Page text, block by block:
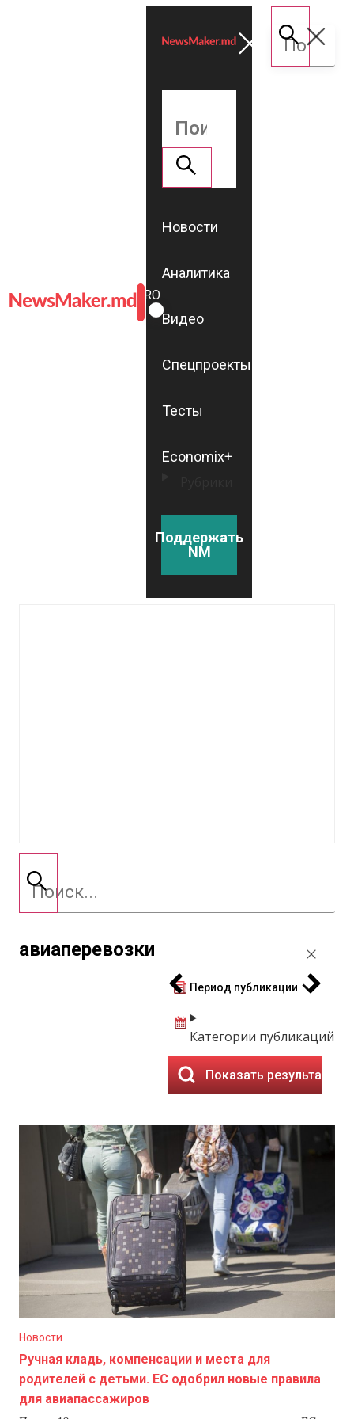
ROMÂNĂ
RU
Новости
Аналитика
Видео
Спецпроекты
Тесты
Economix+
Поддержать
NM
авиаперевозки
Период публикации
Категории публикаций
Показать результаты
Новости
Ручная кладь, компенсации и места для
родителей с детьми. ЕС одобрил новые правила
для авиапассажиров